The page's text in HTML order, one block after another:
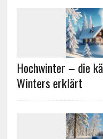
Hochwinter – die
Winters erklärt